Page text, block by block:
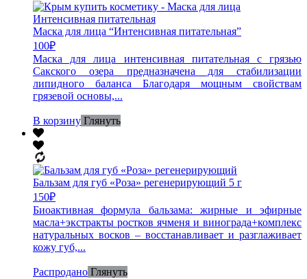
Маска для лица “Интенсивная питательная”
100₽
Маска для лица интенсивная питательная с грязью
Сакского озера предназначена для стабилизации
липидного баланса Благодаря мощным свойствам
грязевой основы,...
В корзину Глянуть
Бальзам для губ «Роза» регенерирующий 5 г
150₽
Биоактивная формула бальзама: жирные и эфирные
масла+экстракты ростков ячменя и винограда+комплекс
натуральных восков – восстанавливает и разглаживает
кожу губ,...
Распродано Глянуть